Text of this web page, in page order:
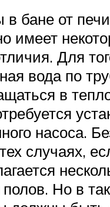
бане от
имеет
Для
вода по
в
насоса.
случаях,
Но в